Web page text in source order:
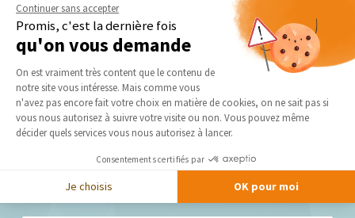
Séléctionnez en toute liberté vos artisans et les travaux
peuvent commencer !
DEMANDER UN DEVIS GRATUIT
Nos derniers conseils et actus
Continuer sans accepter
Promis, c'est la dernière fois
qu'on vous demande
Plateforme de Gestion du
On est vraiment très content que le contenu de
notre site vous intéresse. Mais comme vous
n'avez pas encore fait votre choix en matière de cookies, on ne sait pas si
vous nous autorisez à suivre votre visite ou non. Vous pouvez même
décider quels services vous nous autorisez à lancer.
Consentements certifiés par
Je choisis OK pour moi
Axeptio consent